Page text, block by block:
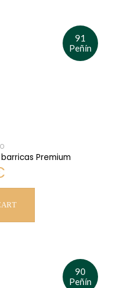
91
Peñín
Premium
90
Peñín